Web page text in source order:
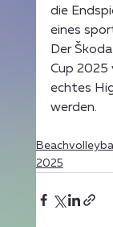
die
eines
Der
Cup 2025
echtes
werden.
Beachvolleyball
2025